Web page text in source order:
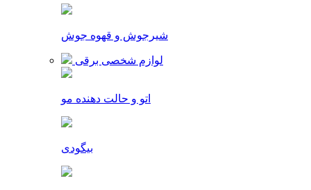
شیرجوش و قهوه جوش
لوازم شخصی برقی
اتو و حالت دهنده مو
بیگودی